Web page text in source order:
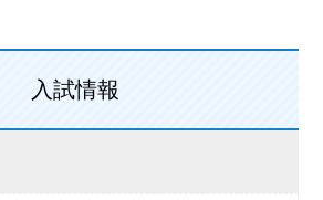
入試情報